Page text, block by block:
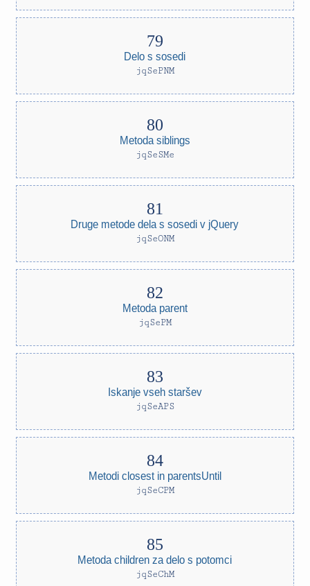
Delo s sosedi
jqSePNM
Metoda siblings
jqSeSMe
Druge metode dela s sosedi v jQuery
jqSeONM
Metoda parent
jqSePM
Iskanje vseh staršev
jqSeAPS
Metodi closest in parentsUntil
jqSeCPM
Metoda children za delo s potomci
jqSeChM